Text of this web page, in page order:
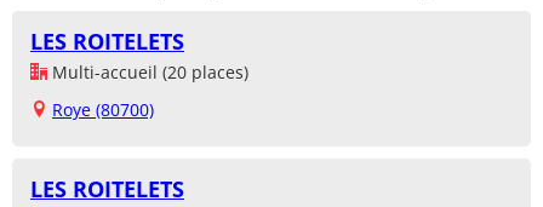
LES ROITELETS
Multi-accueil (20 places)
Roye (80700)
LES ROITELETS